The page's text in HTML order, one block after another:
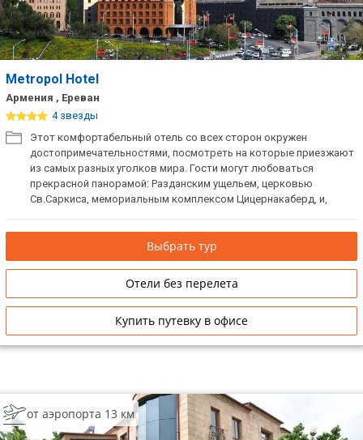
Metropol Hotel
Армения , Ереван
4 звезды
Этот комфортабельный отель со всех сторон окружен
достопримечательностями, посмотреть на которые приезжают
из самых разных уголков мира. Гости могут любоваться
прекрасной панорамой: Разданским ущельем, церковью
Св.Саркиса, мемориальным комплексом Цицернакаберд, и,
экскурсионной поездки.
Выбрать тур
Отели без перелета
Купить путевку в офисе
от аэропорта 13 км